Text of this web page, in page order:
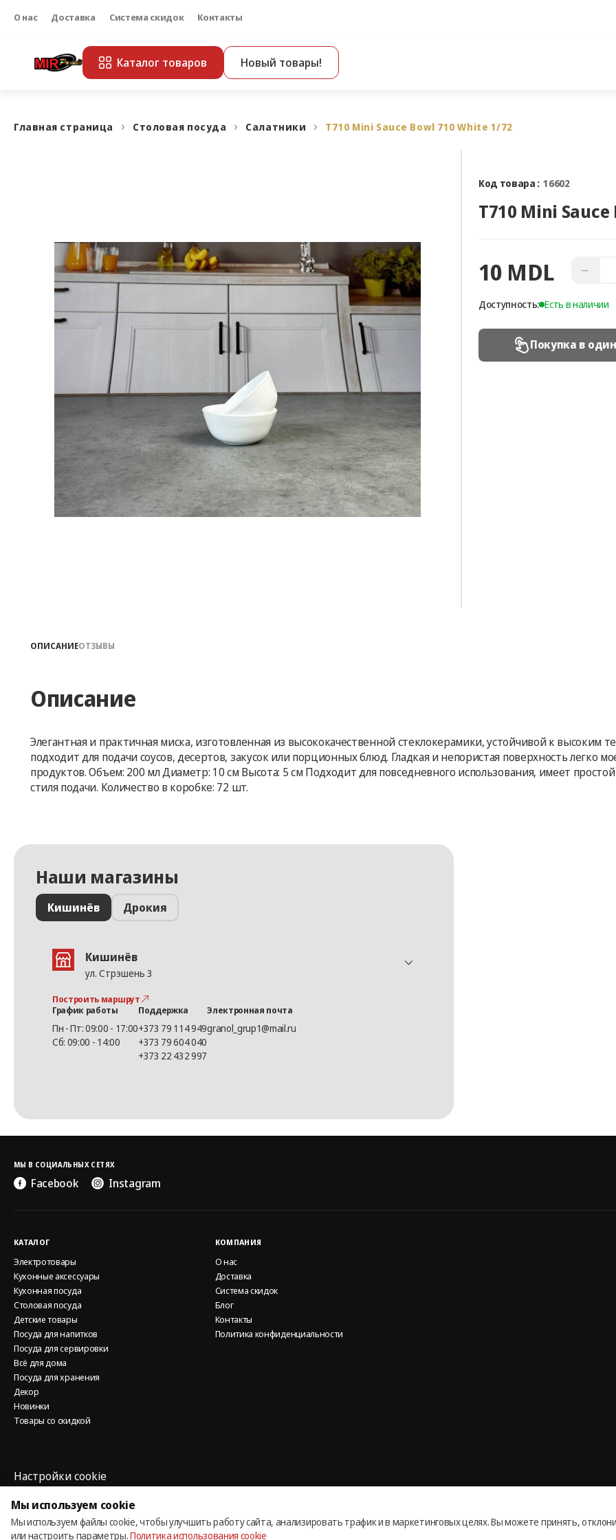
О нас Доставка Система скидок Контакты
Каталог товаров Новый товары!
Главная страница Столовая посуда Салатники T710 Mini Sauce Bowl 710 White 1/72
Код товара : 16602
T710 Mini
10 MDL −
Доступность: Есть в наличии
Покупка в
ОПИСАНИЕОТЗЫВЫ
Описание
Элегантная и практичная миска, изготовленная из высококачественной стеклокерамики, устойчивой к высоким
подходит для подачи соусов, десертов, закусок или порционных блюд. Гладкая и непористая поверхность легко
продуктов. Объем: 200 мл Диаметр: 10 см Высота: 5 см Подходит для повседневного использования, имеет
стиля подачи. Количество в коробке: 72 шт.
Наши магазины
Кишинёв Дрокия
Кишинёв
ул. Стрэшень 3
Построить маршрут
График работы
Пн - Пт: 09:00 - 17:00
Сб: 09:00 - 14:00
Поддержка
+373 79 114 949
+373 79 604 040
+373 22 432 997
Электронная почта
granol_grup1@mail.ru
МЫ В СОЦИАЛЬНЫХ СЕТЯХ
Facebook Instagram
КАТАЛОГ
Электротовары
Кухонные аксессуары
Кухонная посуда
Столовая посуда
Детские товары
Посуда для напитков
Посуда для сервировки
Всё для дома
Посуда для хранения
Декор
Новинки
Товары со скидкой
КОМПАНИЯ
О нас
Доставка
Система скидок
Блог
Контакты
Политика конфиденциальности
Настройки cookie
© 2013 – 2026 ECOM
Мы используем cookie
Мы используем файлы cookie, чтобы улучшить работу сайта, анализировать трафик и в маркетинговых целях. Вы можете принять,
или настроить параметры.Политика использования cookie